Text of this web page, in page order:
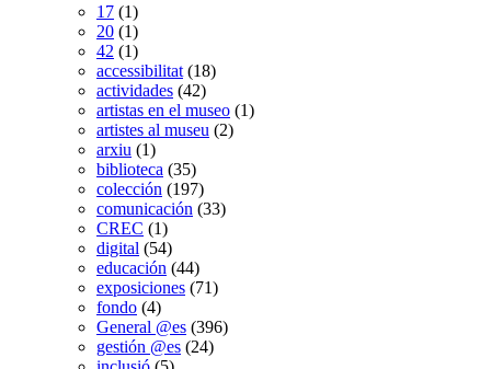
17 (1)
20 (1)
42 (1)
accessibilitat (18)
actividades (42)
artistas en el museo (1)
artistes al museu (2)
arxiu (1)
biblioteca (35)
colección (197)
comunicación (33)
CREC (1)
digital (54)
educación (44)
exposiciones (71)
fondo (4)
General @es (396)
gestión @es (24)